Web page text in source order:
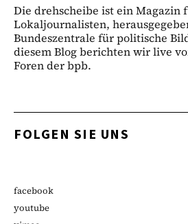
Die drehscheibe ist ein Magazin
Lokaljournalisten,
Bundeszentrale für politische
diesem Blog berichten wir live
Foren der bpb.
FOLGEN SIE UNS
facebook
youtube